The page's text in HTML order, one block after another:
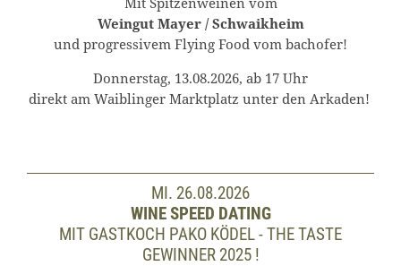
Weingut Mayer / Schwaikheim
und progressivem Flying Food vom bachofer!
Donnerstag, 13.08.2026, ab 17 Uhr
direkt am Waiblinger Marktplatz unter den Arkaden!
MI. 26.08.2026
WINE SPEED DATING
MIT GASTKOCH PAKO KÖDEL - THE TASTE
GEWINNER 2025 !